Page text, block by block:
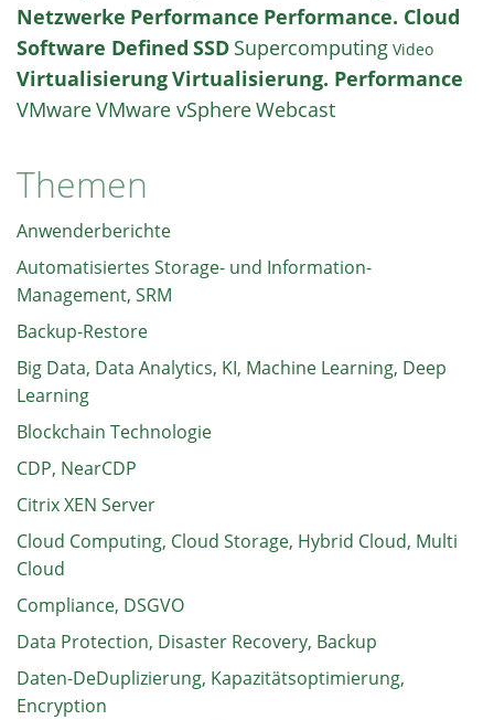
Netzwerke Performance Performance. Cloud
Software Defined SSD Supercomputing Video
VirtualisierungVirtualisierung. Performance
VMwareVMware vSphereWebcast
Themen
Anwenderberichte
Automatisiertes Storage- und Information-
Management, SRM
Backup-Restore
Big Data, Data Analytics, KI, Machine Learning, Deep
Learning
Blockchain Technologie
CDP, NearCDP
Citrix XEN Server
Cloud Computing, Cloud Storage, Hybrid Cloud, Multi
Cloud
Compliance, DSGVO
Data Protection, Disaster Recovery, Backup
Daten-DeDuplizierung, Kapazitätsoptimierung,
Encryption